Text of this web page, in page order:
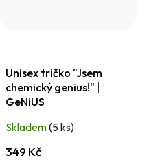
Unisex tričko "Jsem
chemický genius!" |
GeNiUS
Skladem(5 ks)
349 Kč